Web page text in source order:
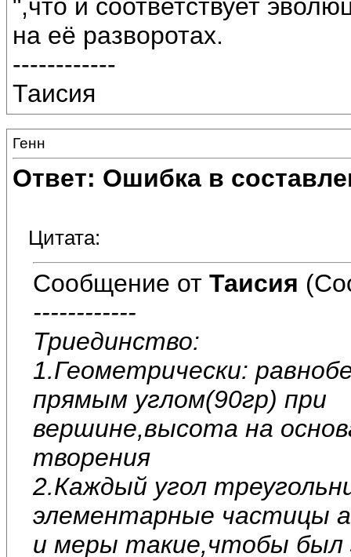
",что и соответствует
на её разворотах.
------------
Таисия
Генн
Ответ: Ошибка в
Цитата:
Сообщение от Таисия
------------
Триединство:
1.Геометрически:
прямым углом(90гр) при
вершине,высота на
творения
2.Каждый угол
элементарные частицы
и меры такие,чтобы был